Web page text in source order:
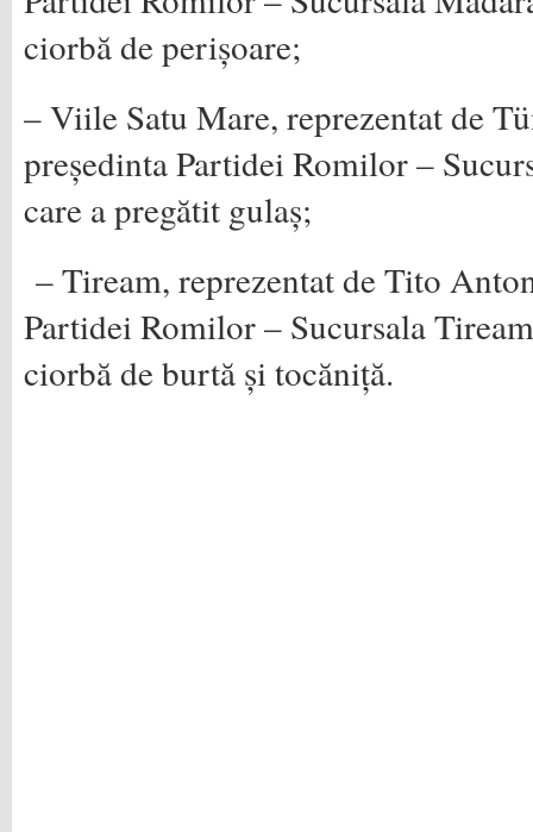
ciorbă de perișoare;
– Viile Satu Mare, reprezentat de
președinta Partidei Romilor –
care a pregătit gulaș;
– Tiream, reprezentat de Tito
Partidei Romilor – Sucursala
ciorbă de burtă și tocăniță.